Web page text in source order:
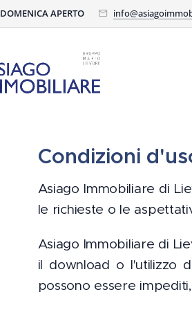
APERTO
Condizioni
Asiago Immobiliare di
le richieste o le
Asiago Immobiliare di
il download o l'utilizzo
possono essere